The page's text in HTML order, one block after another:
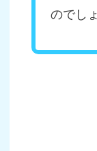
のでし